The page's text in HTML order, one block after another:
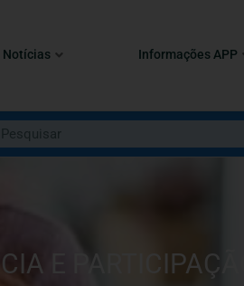
Notícias Informações APP
E PARTICIPAÇÃO